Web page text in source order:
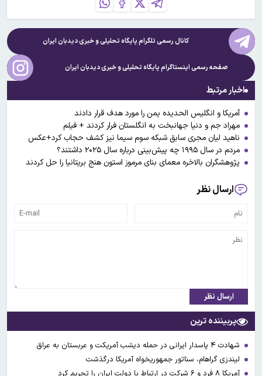
کانال رسمی تلگرام پایگاه تحلیلی و خبریدیدبان ایران
صفحه رسمی اینستاگرام پایگاه تحلیلی و خبریدیدبان ایران
اخبار مرتبط
آمریکا و انگلیس الحدیده یمن را مورد هدف قرار دادند
مهراد جم و دنیا جهانبخت به انگلستان فرار کردند + فیلم
ناهید لیان مجری سابق شبکه سوم سیما نیز کشف حجاب کرد+عکس
مردم در سال ۱۹۹۵ چه پیش‌بینی درباره سال ۲۰۲۵ داشتند؟
پژوهشگران بالاخره معمای بنای مرموز استون هنج بریتانیا را حل کردند
ارسال نظر
ارسال نظر
پربیننده ترین
شهادت ۴ پاسدار ایرانی در حمله دیشب آمریکت و عربستان به عراق
لیندزی گراهام، سناتور جمهوریخواه آمریکا درگذشت
آمریکا ۸ فرد و ۶ شرکت در ارتباط با دولت ایران را تحریم کرد